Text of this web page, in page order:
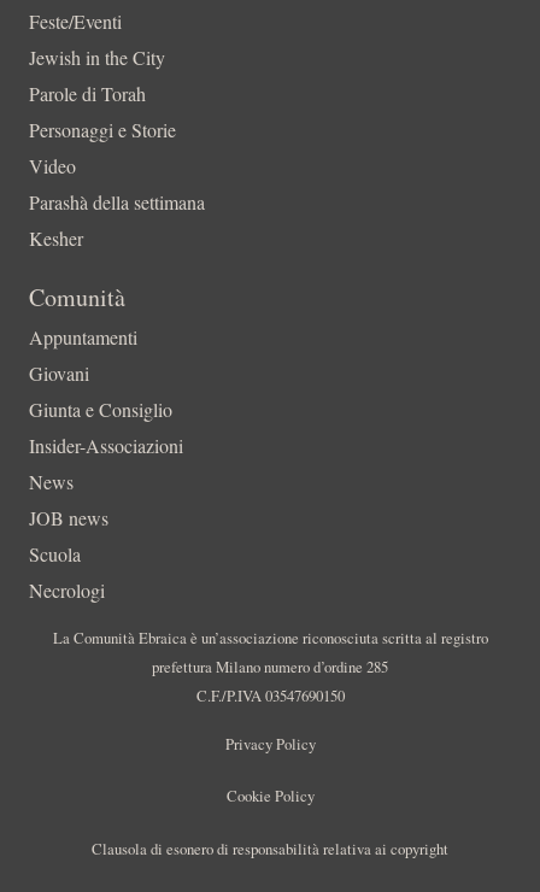
Feste/Eventi
Jewish in the City
Parole di Torah
Personaggi e Storie
Video
Parashà della settimana
Kesher
Comunità
Appuntamenti
Giovani
Giunta e Consiglio
Insider-Associazioni
News
JOB news
Scuola
Necrologi
La Comunità Ebraica è un’associazione riconosciuta scritta al registro
prefettura Milano numero d’ordine 285
C.F./P.IVA 03547690150
Privacy Policy
Cookie Policy
Clausola di esonero di responsabilità relativa ai copyright